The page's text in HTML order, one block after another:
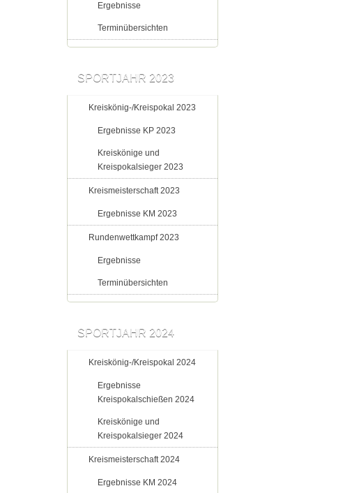
Ergebnisse
Terminübersichten
SPORTJAHR 2023
Kreiskönig-/Kreispokal 2023
Ergebnisse KP 2023
Kreiskönige und
Kreispokalsieger 2023
Kreismeisterschaft 2023
Ergebnisse KM 2023
Rundenwettkampf 2023
Ergebnisse
Terminübersichten
SPORTJAHR 2024
Kreiskönig-/Kreispokal 2024
Ergebnisse
Kreispokalschießen 2024
Kreiskönige und
Kreispokalsieger 2024
Kreismeisterschaft 2024
Ergebnisse KM 2024